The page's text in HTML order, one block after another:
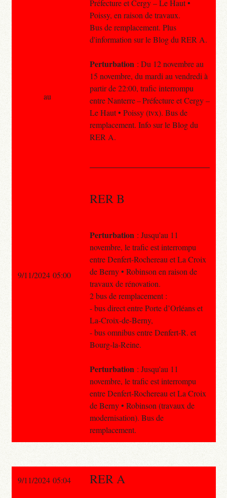
Préfecture et Cergy – Le Haut •
Poissy, en raison de travaux.
Bus de remplacement. Plus
d'information sur le Blog du RER A.
Perturbation : Du 12 novembre au
15 novembre, du mardi au vendredi à
partir de 22:00, trafic interrompu
entre Nanterre – Préfecture et Cergy –
Le Haut • Poissy (tvx). Bus de
remplacement. Info sur le Blog du
RER A.
RER B
Perturbation : Jusqu'au 11
novembre, le trafic est interrompu
entre Denfert-Rochereau et La Croix
de Berny • Robinson en raison de
travaux de rénovation.
2 bus de remplacement :
- bus direct entre Porte d’Orléans et
La-Croix-de-Berny,
- bus omnibus entre Denfert-R. et
Bourg-la-Reine.
Perturbation : Jusqu'au 11
novembre, le trafic est interrompu
entre Denfert-Rochereau et La Croix
de Berny • Robinson (travaux de
modernisation). Bus de
remplacement.
au
9/11/2024 05:00
9/11/2024 05:04 RER A